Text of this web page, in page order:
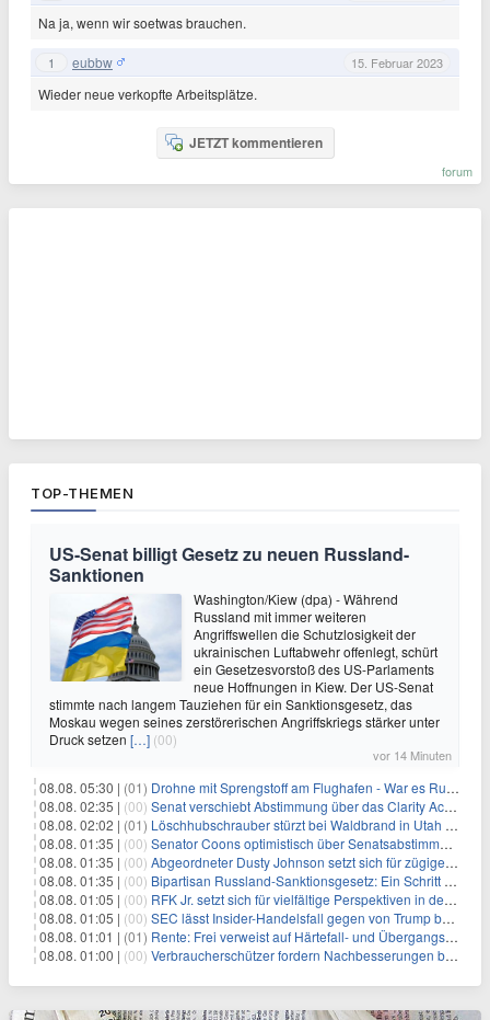
Na ja, wenn wir soetwas brauchen.
1 eubbw 15. Februar 2023
Wieder neue verkopfte Arbeitsplätze.
JETZT kommentieren
forum
TOP-THEMEN
US-Senat billigt Gesetz zu neuen Russland-
Sanktionen
Washington/Kiew (dpa) - Während
Russland mit immer weiteren
Angriffswellen die Schutzlosigkeit der
ukrainischen Luftabwehr offenlegt, schürt
ein Gesetzesvorstoß des US-Parlaments
neue Hoffnungen in Kiew. Der US-Senat
stimmte nach langem Tauziehen für ein Sanktionsgesetz, das
Moskau wegen seines zerstörerischen Angriffskriegs stärker unter
Druck setzen […] (00)
vor 14 Minuten
08.08. 05:30 | (01) Drohne mit Sprengstoff am Flughafen - War es Russland?
08.08. 02:35 | (00) Senat verschiebt Abstimmung über das Clarity Act: Auswirkungen auf Unternehmen und das Vertrauen der Investoren
08.08. 02:02 | (01) Löschhubschrauber stürzt bei Waldbrand in Utah ab
08.08. 01:35 | (00) Senator Coons optimistisch über Senatsabstimmungen angesichts von Finanzierungsbedenken
08.08. 01:35 | (00) Abgeordneter Dusty Johnson setzt sich für zügige Regierungsfinanzierung angesichts von Shutdown-Risiken ein
08.08. 01:35 | (00) Bipartisan Russland-Sanktionsgesetz: Ein Schritt in Richtung Energieunabhängigkeit
08.08. 01:05 | (00) RFK Jr. setzt sich für vielfältige Perspektiven in der Gesundheitspolitik beim CDC-Gedenkakt ein
08.08. 01:05 | (00) SEC lässt Insider-Handelsfall gegen von Trump begnadigten Manager fallen
08.08. 01:01 | (01) Rente: Frei verweist auf Härtefall- und Übergangsregelungen
08.08. 01:00 | (00) Verbraucherschützer fordern Nachbesserungen bei Frühstartrente